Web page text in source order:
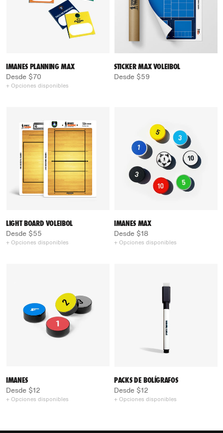
IMANES PLANNING MAX
Desde $70
+ Opciones disponibles
STICKER MAX VOLEIBOL
Desde $59
LIGHT BOARD VOLEIBOL
Desde $55
+ Opciones disponibles
IMANES MAX
Desde $18
+ Opciones disponibles
IMANES
Desde $12
+ Opciones disponibles
PACKS DE BOLÍGRAFOS
Desde $12
+ Opciones disponibles